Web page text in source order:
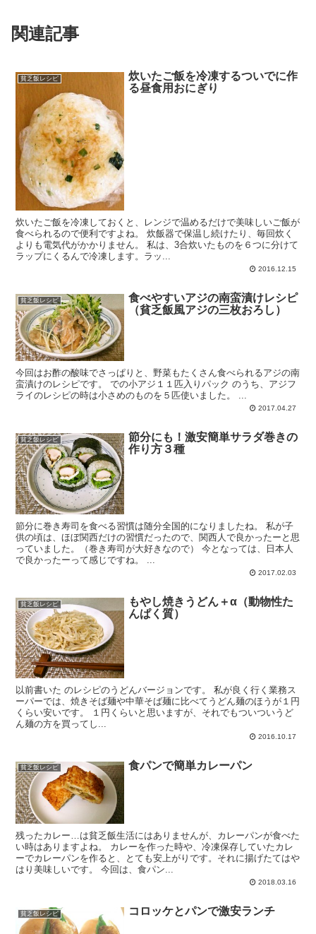
関連記事
貧乏飯レシピ
炊いたご飯を冷凍するついでに作
る昼食用おにぎり
炊いたご飯を冷凍しておくと、レンジで温めるだけで美味しいご飯が
食べられるので便利ですよね。 炊飯器で保温し続けたり、毎回炊く
よりも電気代がかかりません。 私は、3合炊いたものを６つに分けて
ラップにくるんで冷凍します。ラッ...
2016.12.15
貧乏飯レシピ
食べやすいアジの南蛮漬けレシピ
（貧乏飯風アジの三枚おろし）
今回はお酢の酸味でさっぱりと、野菜もたくさん食べられるアジの南
蛮漬けのレシピです。 での小アジ１１匹入りパック のうち、アジフ
ライのレシピの時は小さめのものを５匹使いました。 ...
2017.04.27
貧乏飯レシピ
節分にも！激安簡単サラダ巻きの
作り方３種
節分に巻き寿司を食べる習慣は随分全国的になりましたね。 私が子
供の頃は、ほぼ関西だけの習慣だったので、関西人で良かったーと思
っていました。（巻き寿司が大好きなので） 今となっては、日本人
で良かったーって感じですね。 ...
2017.02.03
貧乏飯レシピ
もやし焼きうどん＋α（動物性た
んぱく質）
以前書いた のレシピのうどんバージョンです。 私が良く行く業務ス
ーパーでは、焼きそば麺や中華そば麺に比べてうどん麺のほうが１円
くらい安いです。 １円くらいと思いますが、それでもついついうど
ん麺の方を買ってし...
2016.10.17
貧乏飯レシピ 食パンで簡単カレーパン
残ったカレー…は貧乏飯生活にはありませんが、カレーパンが食べた
い時はありますよね。 カレーを作った時や、冷凍保存していたカレ
ーでカレーパンを作ると、とても安上がりです。それに揚げたてはや
はり美味しいです。 今回は、食パン...
2018.03.16
貧乏飯レシピ コロッケとパンで激安ランチ